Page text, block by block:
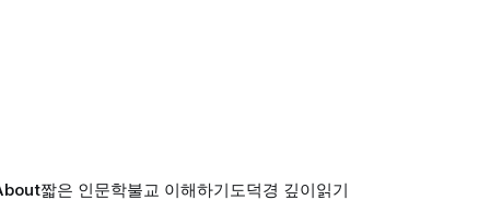
짧은 인문학불교 이해하기도덕경 깊이읽기